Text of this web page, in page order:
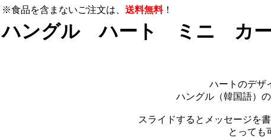
※食品を含まないご注文は、 送料無料！
ハングル ハート ミニ カー
ハートのデザ
ハングル（韓国語）
スライドするとメッセージを
とっても